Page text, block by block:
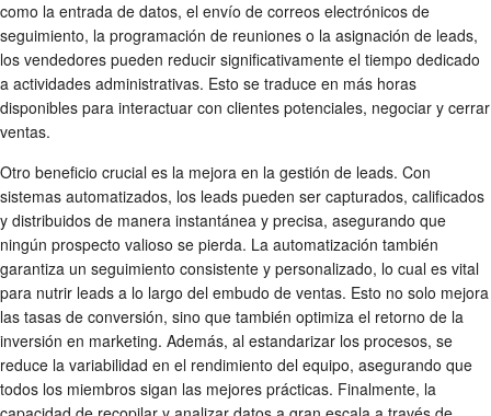
como la entrada de datos, el envío de correos electrónicos de
seguimiento, la programación de reuniones o la asignación de leads,
los vendedores pueden reducir significativamente el tiempo dedicado
a actividades administrativas. Esto se traduce en más horas
disponibles para interactuar con clientes potenciales, negociar y cerrar
ventas.
Otro beneficio crucial es la mejora en la gestión de leads. Con
sistemas automatizados, los leads pueden ser capturados, calificados
y distribuidos de manera instantánea y precisa, asegurando que
ningún prospecto valioso se pierda. La automatización también
garantiza un seguimiento consistente y personalizado, lo cual es vital
para nutrir leads a lo largo del embudo de ventas. Esto no solo mejora
las tasas de conversión, sino que también optimiza el retorno de la
inversión en marketing. Además, al estandarizar los procesos, se
reduce la variabilidad en el rendimiento del equipo, asegurando que
todos los miembros sigan las mejores prácticas. Finalmente, la